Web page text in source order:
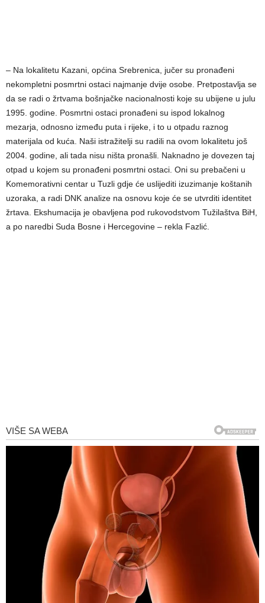
– Na lokalitetu Kazani, općina Srebrenica, jučer su pronađeni
nekompletni posmrtni ostaci najmanje dvije osobe. Pretpostavlja se
da se radi o žrtvama bošnjačke nacionalnosti koje su ubijene u julu
1995. godine. Posmrtni ostaci pronađeni su ispod lokalnog
mezarja, odnosno između puta i rijeke, i to u otpadu raznog
materijala od kuća. Naši istražitelji su radili na ovom lokalitetu još
2004. godine, ali tada nisu ništa pronašli. Naknadno je dovezen taj
otpad u kojem su pronađeni posmrtni ostaci. Oni su prebačeni u
Komemorativni centar u Tuzli gdje će uslijediti izuzimanje koštanih
uzoraka, a radi DNK analize na osnovu koje će se utvrditi identitet
žrtava. Ekshumacija je obavljena pod rukovodstvom Tužilaštva BiH,
a po naredbi Suda Bosne i Hercegovine – rekla Fazlić.